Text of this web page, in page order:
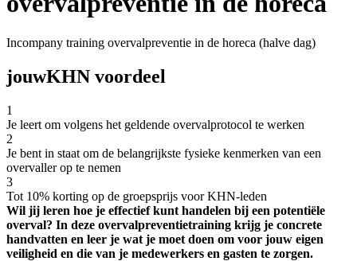
Incompany training overvalpreventie in de horeca (halve dag)
jouwKHN voordeel
1
Je leert om volgens het geldende overvalprotocol te werken
2
Je bent in staat om de belangrijkste fysieke kenmerken van een
overvaller op te nemen
3
Tot 10% korting op de groepsprijs voor KHN-leden
Wil jij leren hoe je effectief kunt handelen bij een potentiële
overval? In deze overvalpreventietraining krijg je concrete
handvatten en leer je wat je moet doen om voor jouw eigen
veiligheid en die van je medewerkers en gasten te zorgen.